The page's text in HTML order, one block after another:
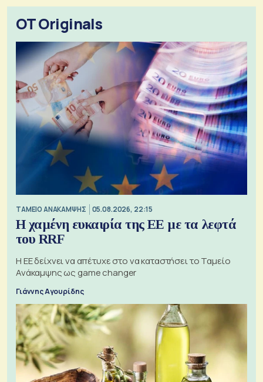
OT Originals
ΤΑΜΕΙΟ ΑΝΑΚΑΜΨΗΣ 05.08.2026, 22:15
Η χαμένη ευκαιρία της ΕΕ με τα λεφτά
του RRF
Η ΕΕ δείχνει να απέτυχε στο να καταστήσει το Ταμείο
Ανάκαμψης ως game changer
Γιάννης Αγουρίδης